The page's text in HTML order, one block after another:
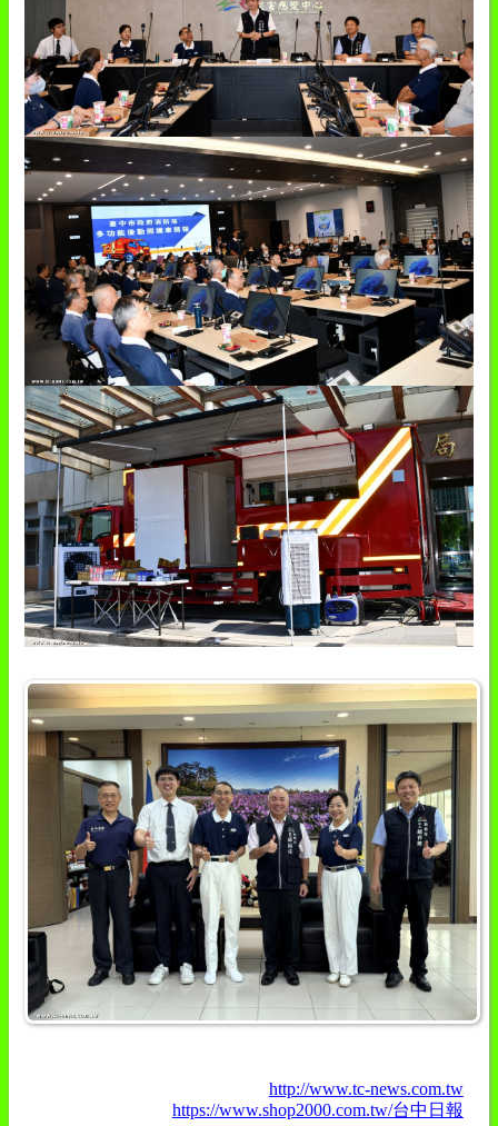
http://www.tc-news.com.tw
https://www.shop2000.com.tw/台中日報